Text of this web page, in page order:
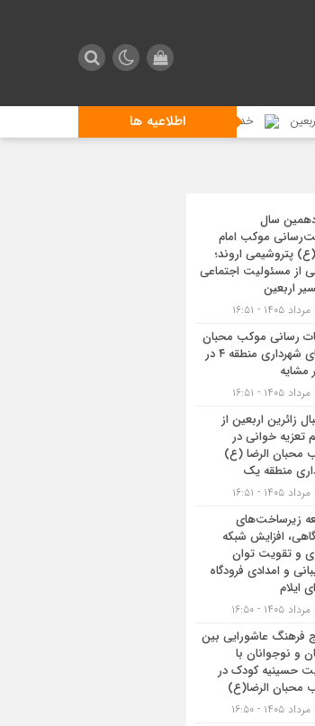
اطلاعیه ها
خدمات رسانی موکب محبان الرضای شهرداری منطقه ۴ در مسیر مشایه
سال
موکب امام
پتروشیمی اروند؛
از مسئولیت اجتماعی
اربعین
رسانی موکب محبان
الرضای شهرداری منطقه ۴ در
مشایه
زائرین اربعین از
تعزیه خوانی در
محبان الرضا (ع)
منطقه یک
زیرساخت‌های
افزایش شبکه
و تقویت توان
و امدادی فرودگاه
ایلام
فرهنگ عاشورایی بین
و نوجوانان با
حسینیه کودک در
محبان الرضا(ع)